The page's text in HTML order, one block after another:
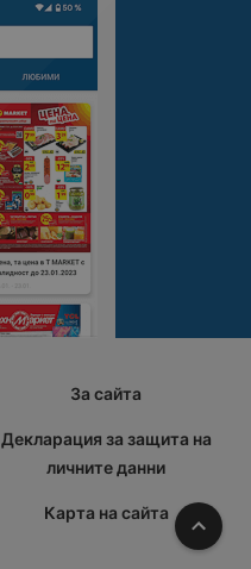
За сайта
Декларация за защита на
личните данни
Карта на сайта